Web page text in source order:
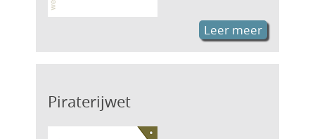
Leer meer
Piraterijwet